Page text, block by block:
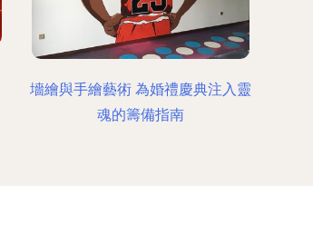
墻繪與手繪藝術 為婚禮慶典注入靈
魂的籌備指南